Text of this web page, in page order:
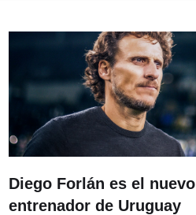
Diego Forlán es el nuevo
entrenador de Uruguay